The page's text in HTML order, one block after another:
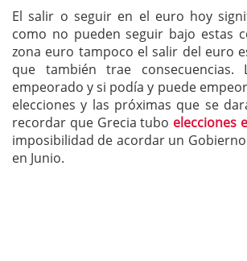
El salir o seguir en el euro hoy
como no pueden seguir bajo estas
zona euro tampoco el salir del euro
que también trae consecuencias.
empeorado y si podía y puede
elecciones y las próximas que se
recordar que Grecia tubo elecciones
imposibilidad de acordar un
en Junio.